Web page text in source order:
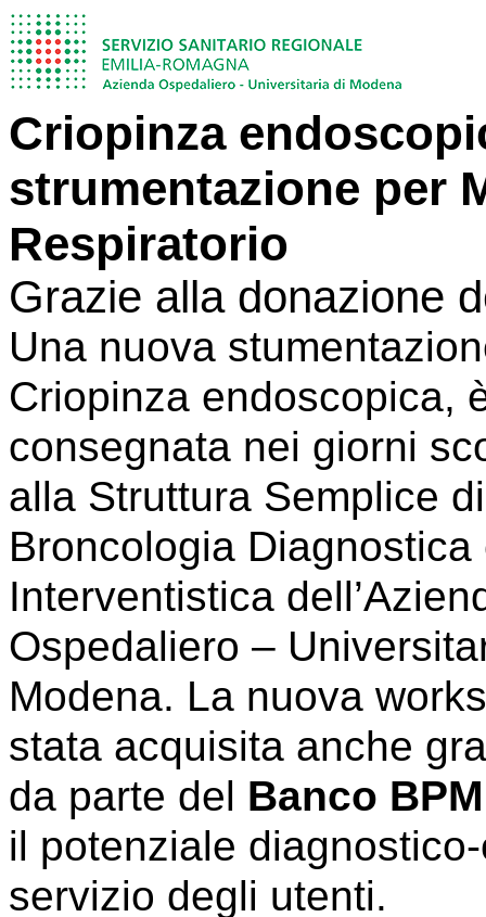
Criopinza
strumentazione per
Respiratorio
Grazie alla donazione
Una nuova
Criopinza endoscopica,
consegnata nei giorni
alla Struttura Semplice di
Broncologia Diagnostica
Interventistica
Ospedaliero –
Modena. La nuova
stata acquisita anche
da parte del Banco BPM
il potenziale
servizio degli utenti.